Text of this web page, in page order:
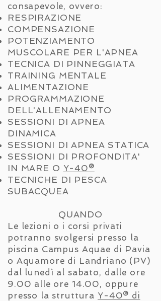
consapevole, ovvero:
RESPIRAZIONE
COMPENSAZIONE
POTENZIAMENTO
MUSCOLARE PER L'APNEA
TECNICA DI PINNEGGIATA
TRAINING MENTALE
ALIMENTAZIONE
PROGRAMMAZIONE
DELL'ALLENAMENTO
SESSIONI DI APNEA
DINAMICA
SESSIONI DI APNEA STATICA
SESSIONI DI PROFONDITA'
IN MARE O Y-40®
TECNICHE DI PESCA
SUBACQUEA
QUANDO
Le lezioni o i corsi privati
potranno svolgersi presso la
piscina Campus Aquae di Pavia
o Aquamore di Landriano (PV)
dal lunedì al sabato, dalle ore
9.00 alle ore 14.00, oppure
presso la struttura Y-40® di